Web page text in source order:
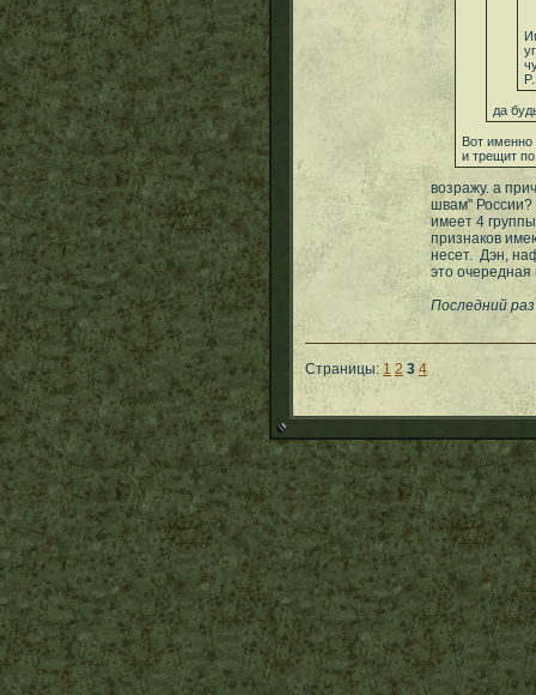
да
Вот именно
и трещит
возражу. а
швам" России?
имеет 4
признаков
несет. Дэн,
это
Последний
Страницы: 1 2 3 4